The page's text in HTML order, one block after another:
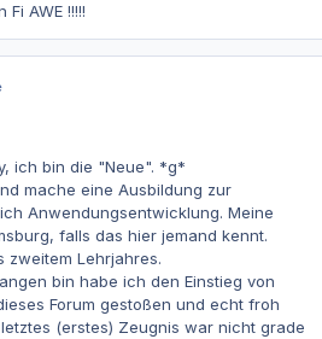
AWE !!!!!
ich bin die "Neue". *g*
mache eine Ausbildung zur
Anwendungsentwicklung. Meine
falls das hier jemand kennt.
zweitem Lehrjahres.
bin habe ich den Einstieg von
Forum gestoßen und echt froh
(erstes) Zeugnis war nicht grade